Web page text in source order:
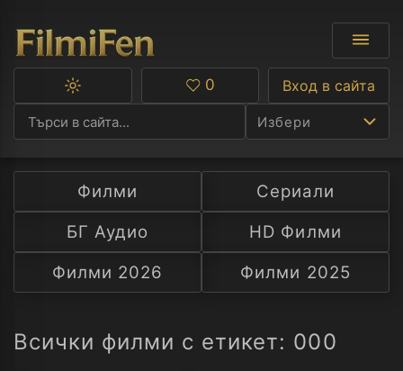
Избери
Ф
С
А
Превключване
тъмна
тема
Любими
0 Вход в сайта
Филми
Сериали
БГ Аудио
HD Филми
Филми 2026
Филми 2025
Всички филми с етикет: 000